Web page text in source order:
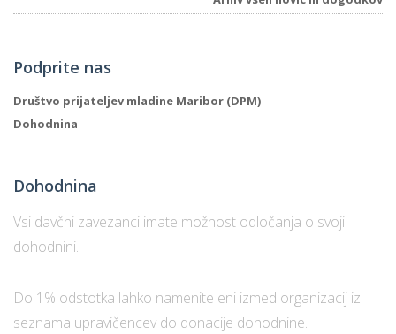
Podprite nas
Društvo prijateljev mladine Maribor (DPM)
Dohodnina
Dohodnina
Vsi davčni zavezanci imate možnost odločanja o svoji
dohodnini.
Do 1% odstotka lahko namenite eni izmed organizacij iz
seznama upravičencev do donacije dohodnine.